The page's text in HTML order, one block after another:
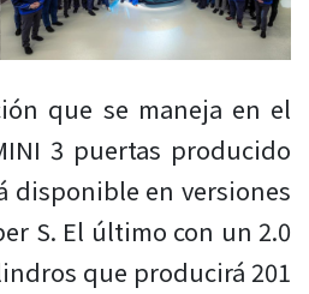
que se maneja en el
3 puertas producido
disponible en versiones
S. El último con un 2.0
que producirá 201